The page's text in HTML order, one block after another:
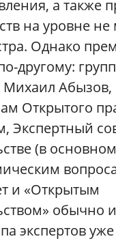
а также
на уровне
Однако
другому:
Михаил
Открытого
Экспертный
(в основном
и «Открытым
обычно
экспертов